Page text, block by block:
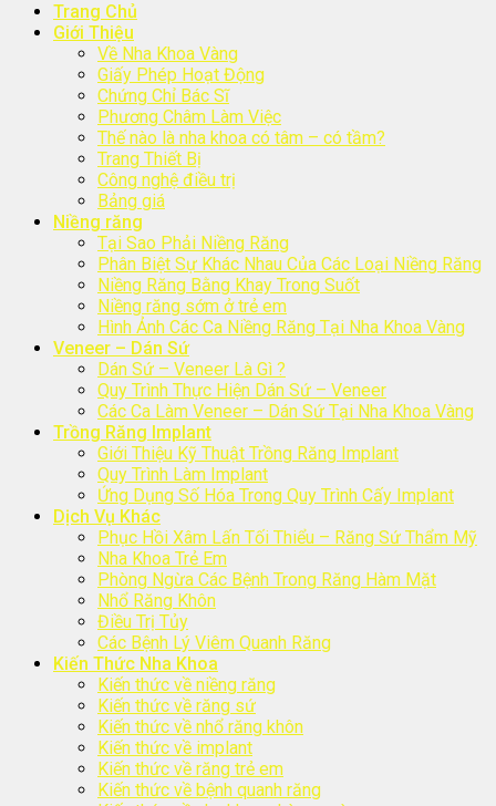
Trang Chủ
Giới Thiệu
Về Nha Khoa Vàng
Giấy Phép Hoạt Động
Chứng Chỉ Bác Sĩ
Phương Châm Làm Việc
Thế nào là nha khoa có tâm – có tầm?
Trang Thiết Bị
Công nghệ điều trị
Bảng giá
Niềng răng
Tại Sao Phải Niềng Răng
Phân Biệt Sự Khác Nhau Của Các Loại Niềng Răng
Niềng Răng Bằng Khay Trong Suốt
Niềng răng sớm ở trẻ em
Hình Ảnh Các Ca Niềng Răng Tại Nha Khoa Vàng
Veneer – Dán Sứ
Dán Sứ – Veneer Là Gì ?
Quy Trình Thực Hiện Dán Sứ – Veneer
Các Ca Làm Veneer – Dán Sứ Tại Nha Khoa Vàng
Trồng Răng Implant
Giới Thiệu Kỹ Thuật Trồng Răng Implant
Quy Trình Làm Implant
Ứng Dụng Số Hóa Trong Quy Trình Cấy Implant
Dịch Vụ Khác
Phục Hồi Xâm Lấn Tối Thiểu – Răng Sứ Thẩm Mỹ
Nha Khoa Trẻ Em
Phòng Ngừa Các Bệnh Trong Răng Hàm Mặt
Nhổ Răng Khôn
Điều Trị Tủy
Các Bệnh Lý Viêm Quanh Răng
Kiến Thức Nha Khoa
Kiến thức về niềng răng
Kiến thức về răng sứ
Kiến thức về nhổ răng khôn
Kiến thức về implant
Kiến thức về răng trẻ em
Kiến thức về bệnh quanh răng